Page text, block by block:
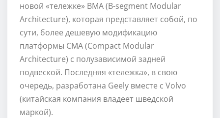
новой «тележке» BMA (B-segment Modular
Architecture), которая представляет собой, по
сути, более дешевую модификацию
платформы СМА (Compact Modular
Architecture) с полузависимой задней
подвеской. Последняя «тележка», в свою
очередь, разработана Geely вместе с Volvo
(китайская компания владеет шведской
маркой).